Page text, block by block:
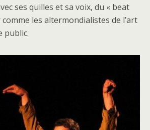
ses quilles et sa voix, du « beat
les altermondialistes de l’art
public.